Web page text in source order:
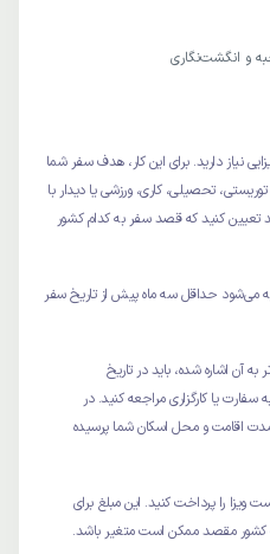
و انگشت‌نگاری
نیاز دارید. برای این کار، هدف سفر شما
تحصیلی، کاری، ورزشی یا دیدار با
تعیین کنید که قصد سفر به کدام کشور
می‌شود حداقل سه ماه پیش از تاریخ سفر
آن اشاره شده، باید در تاریخ
یا کارگزاری مراجعه کنید. در
اقامت و محل اسکان شما پرسیده
ویزا را پرداخت کنید. این مبلغ برای
کشور مقصد ممکن است متغیر باشد.